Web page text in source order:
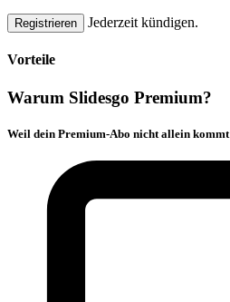
Registrieren Jederzeit kündigen.
Vorteile
Warum Slidesgo Premium?
Weil dein Premium-Abo nicht allein kommt